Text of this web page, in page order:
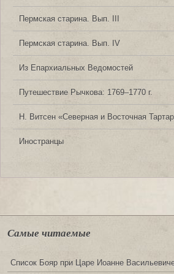
Пермская старина. Вып. III
Пермская старина. Вып. IV
Из Епархиальных Ведомостей
Путешествие Рычкова: 1769‒1770 г.
Н. Витсен «Северная и Восточная
Иностранцы
Самые читаемые
Список Бояр при Царе Иоанне